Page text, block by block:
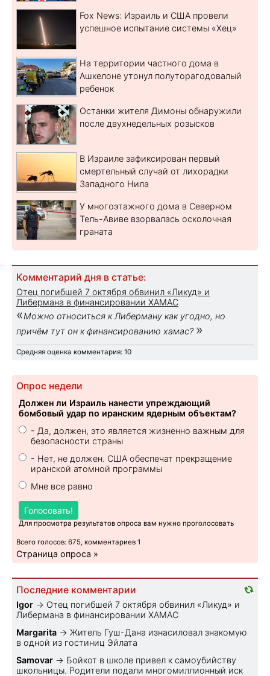
Fox News: Израиль и США провели
успешное испытание системы «Хец»
На территории частного дома в
Ашкелоне утонул полуторагодовалый
ребенок
Останки жителя Димоны обнаружили
после двухнедельных розысков
В Израиле зафиксирован первый
смертельный случай от лихорадки
Западного Нила
У многоэтажного дома в Северном
Тель-Авиве взорвалась осколочная
граната
Комментарий дня в статье:
Отец погибшей 7 октября обвинил «Ликуд» и
Либермана в финансировании ХАМАС
«Можно относиться к Либерману как угодно, но
причём тут он к финансированию хамас? »
Средняя оценка комментария: 10
Опрос недели
Должен ли Израиль нанести упреждающий
бомбовый удар по иранским ядерным объектам?
- Да, должен, это является жизненно важным для
безопасности страны
- Нет, не должен. США обеспечат прекращение
иранской атомной программы
Мне все равно
Голосовать!
Для просмотра результатов опроса вам нужно проголосовать
Всего голосов: 675, комментариев 1
Страница опроса »
Последние комментарии
Igor → Отец погибшей 7 октября обвинил «Ликуд» и
Либермана в финансировании ХАМАС
Margarita → Житель Гуш-Дана изнасиловал знакомую
в одной из гостиниц Эйлата
Samovar → Бойкот в школе привел к самоубийству
школьницы. Родители подали многомиллионный иск